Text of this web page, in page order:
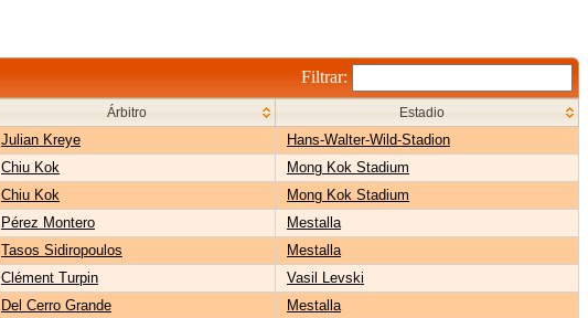
Filtrar:
Árbitro Estadio
Julian Kreye Hans-Walter-Wild-Stadion
Chiu Kok Mong Kok Stadium
Chiu Kok Mong Kok Stadium
Pérez Montero Mestalla
Tasos Sidiropoulos Mestalla
Clément Turpin Vasil Levski
Del Cerro Grande Mestalla